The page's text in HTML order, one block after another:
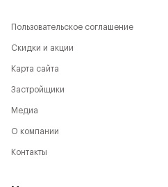
Пользовательское соглашение
Скидки и акции
Карта сайта
Застройщики
Медиа
О компании
Контакты